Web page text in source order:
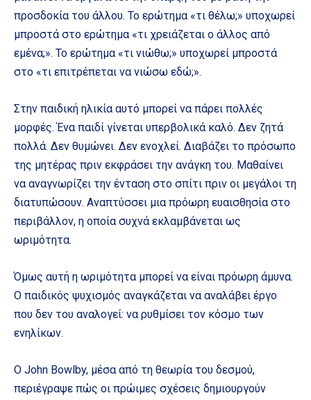
προσδοκία του άλλου. Το ερώτημα «τι θέλω;» υποχωρεί
μπροστά στο ερώτημα «τι χρειάζεται ο άλλος από
εμένα;». Το ερώτημα «τι νιώθω;» υποχωρεί μπροστά
στο «τι επιτρέπεται να νιώσω εδώ;».
Στην παιδική ηλικία αυτό μπορεί να πάρει πολλές
μορφές. Ένα παιδί γίνεται υπερβολικά καλό. Δεν ζητά
πολλά. Δεν θυμώνει. Δεν ενοχλεί. Διαβάζει το πρόσωπο
της μητέρας πριν εκφράσει την ανάγκη του. Μαθαίνει
να αναγνωρίζει την ένταση στο σπίτι πριν οι μεγάλοι τη
διατυπώσουν. Αναπτύσσει μια πρόωρη ευαισθησία στο
περιβάλλον, η οποία συχνά εκλαμβάνεται ως
ωριμότητα.
Όμως αυτή η ωριμότητα μπορεί να είναι πρόωρη άμυνα.
Ο παιδικός ψυχισμός αναγκάζεται να αναλάβει έργο
που δεν του αναλογεί: να ρυθμίσει τον κόσμο των
ενηλίκων.
Ο John Bowlby, μέσα από τη θεωρία του δεσμού,
περιέγραψε πώς οι πρώιμες σχέσεις δημιουργούν